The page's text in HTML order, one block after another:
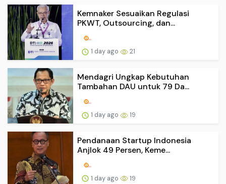
Kemnaker Sesuaikan Regulasi
PKWT, Outsourcing, dan...
1 day ago 21
Mendagri Ungkap Kebutuhan
Tambahan DAU untuk 79 Da...
1 day ago 19
Pendanaan Startup Indonesia
Anjlok 49 Persen, Keme...
1 day ago 19